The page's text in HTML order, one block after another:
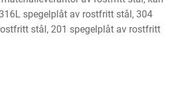
spegelplåt av rostfritt stål, 304
stål, 201 spegelplåt av rostfritt